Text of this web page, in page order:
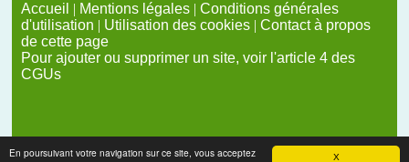
X
En poursuivant votre navigation sur ce site, vous acceptez
Accueil | Mentions légales | Conditions générales
d'utilisation | Utilisation des cookies | Contact à propos
de cette page
Pour ajouter ou supprimer un site, voir l'article 4 des
CGUs